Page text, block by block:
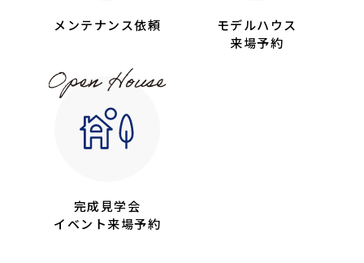
メンテナンス依頼
モデルハウス
来場予約
完成見学会
イベント来場予約